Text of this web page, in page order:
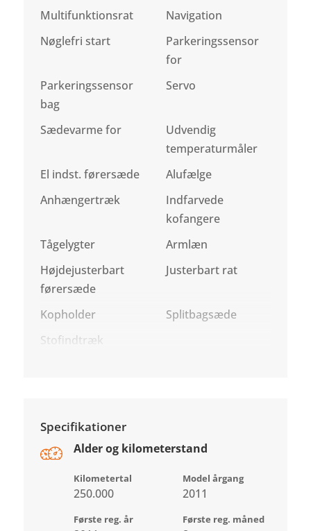
Multifunktionsrat
Navigation
Nøglefri start
Parkeringssensor
for
Parkeringssensor
bag
Servo
Sædevarme for
Udvendig
temperaturmåler
El indst. førersæde
Alufælge
Anhængertræk
Indfarvede
kofangere
Tågelygter
Armlæn
Højdejusterbart
førersæde
Justerbart rat
Kopholder
Splitbagsæde
Stofindtræk
Specifikationer
Alder og kilometerstand
Kilometertal
250.000
Model årgang
2011
Første reg. år Første reg. måned